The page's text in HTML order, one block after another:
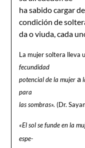
ha sabido cargar
condición de
da o viuda, cada
La mujer soltera lleva
fecundidad
potencial de la mujera
para
las sombras».(Dr.
«El sol se funde en la
espe-